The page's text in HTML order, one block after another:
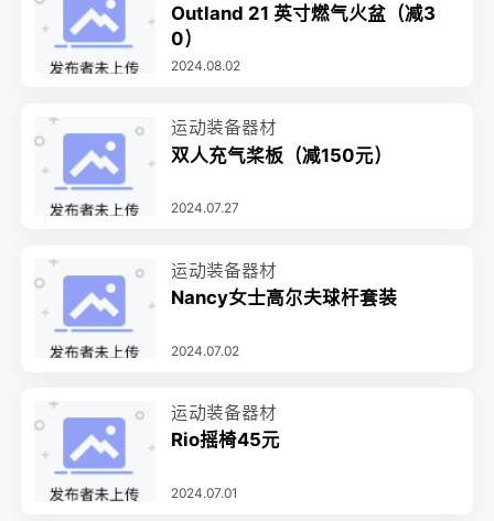
Outland 21 英寸燃气火盆（减3
0）
2024.08.02
运动装备器材
双人充气桨板（减150元）
2024.07.27
运动装备器材
Nancy女士高尔夫球杆套装
2024.07.02
运动装备器材
Rio摇椅45元
2024.07.01